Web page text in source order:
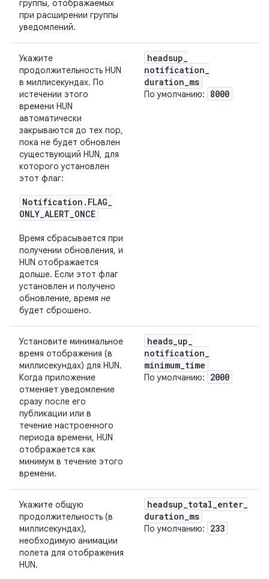
группы, отображаемых
при расширении группы
уведомлений.
Укажите
продолжительность HUN
в миллисекундах. По
истечении этого
времени HUN
автоматически
закрываются до тех пор,
пока не будет обновлен
существующий HUN, для
которого установлен
этот флаг:
Notification . FLAG_
ONLY_ALERT_ONCE
Время сбрасывается при
получении обновления, и
HUN отображается
дольше. Если этот флаг
установлен и получено
обновление, время не
будет сброшено.
headsup_
notification_
duration_ms
По умолчанию: 8000
Установите минимальное
время отображения (в
миллисекундах) для HUN.
Когда приложение
отменяет уведомление
сразу после его
публикации или в
течение настроенного
периода времени, HUN
отображается как
минимум в течение этого
времени.
heads_up_
notification_
minimum_time
По умолчанию: 2000
Укажите общую
продолжительность (в
миллисекундах),
необходимую анимации
полета для отображения
HUN.
headsup_total_enter_
duration_ms
По умолчанию: 233